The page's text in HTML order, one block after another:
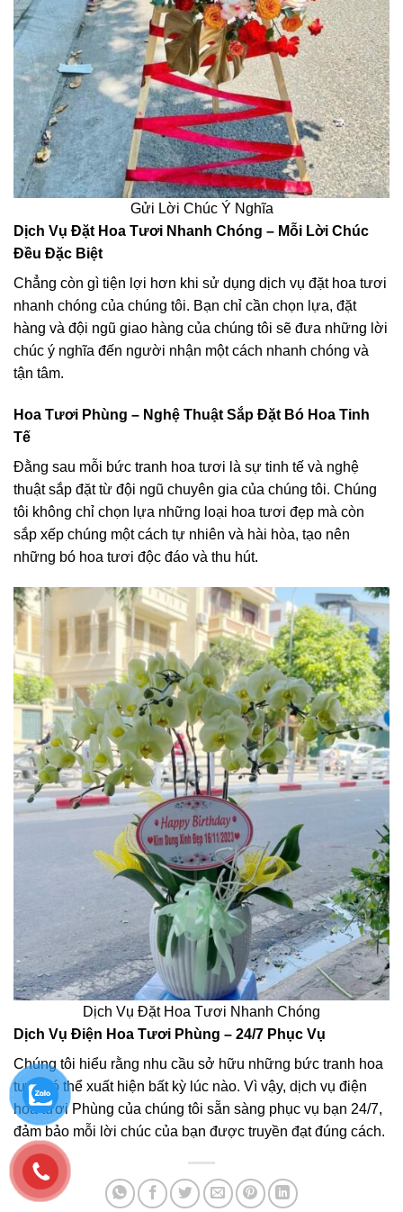
Gửi Lời Chúc Ý Nghĩa
Dịch Vụ Đặt Hoa Tươi Nhanh Chóng – Mỗi Lời Chúc
Đều Đặc Biệt
Chẳng còn gì tiện lợi hơn khi sử dụng dịch vụ đặt hoa tươi
nhanh chóng của chúng tôi. Bạn chỉ cần chọn lựa, đặt
hàng và đội ngũ giao hàng của chúng tôi sẽ đưa những lời
chúc ý nghĩa đến người nhận một cách nhanh chóng và
tận tâm.
Hoa Tươi Phùng – Nghệ Thuật Sắp Đặt Bó Hoa Tinh
Tế
Đằng sau mỗi bức tranh hoa tươi là sự tinh tế và nghệ
thuật sắp đặt từ đội ngũ chuyên gia của chúng tôi. Chúng
tôi không chỉ chọn lựa những loại hoa tươi đẹp mà còn
sắp xếp chúng một cách tự nhiên và hài hòa, tạo nên
những bó hoa tươi độc đáo và thu hút.
Dịch Vụ Đặt Hoa Tươi Nhanh Chóng
Dịch Vụ Điện Hoa Tươi Phùng – 24/7 Phục Vụ
Chúng tôi hiểu rằng nhu cầu sở hữu những bức tranh hoa
tươi có thể xuất hiện bất kỳ lúc nào. Vì vậy, dịch vụ điện
hoa tươi Phùng của chúng tôi sẵn sàng phục vụ bạn 24/7,
đảm bảo mỗi lời chúc của bạn được truyền đạt đúng cách.